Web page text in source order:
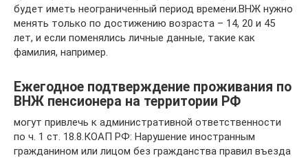
будет иметь неограниченный период времени.ВНЖ нужно
менять только по достижению возраста – 14, 20 и 45
лет, и если поменялись личные данные, такие как
фамилия, например.
Ежегодное подтверждение проживания по
ВНЖ пенсионера на территории РФ
могут привлечь к административной ответственности
по ч. 1 ст. 18.8.КОАП РФ: Нарушение иностранным
гражданином или лицом без гражданства правил въезда